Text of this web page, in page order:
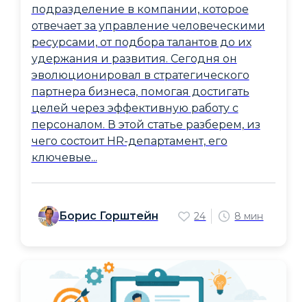
подразделение в компании, которое
отвечает за управление человеческими
ресурсами, от подбора талантов до их
удержания и развития. Сегодня он
эволюционировал в стратегического
партнера бизнеса, помогая достигать
целей через эффективную работу с
персоналом. В этой статье разберем, из
чего состоит HR-департамент, его
ключевые...
Борис Горштейн 24 8 мин